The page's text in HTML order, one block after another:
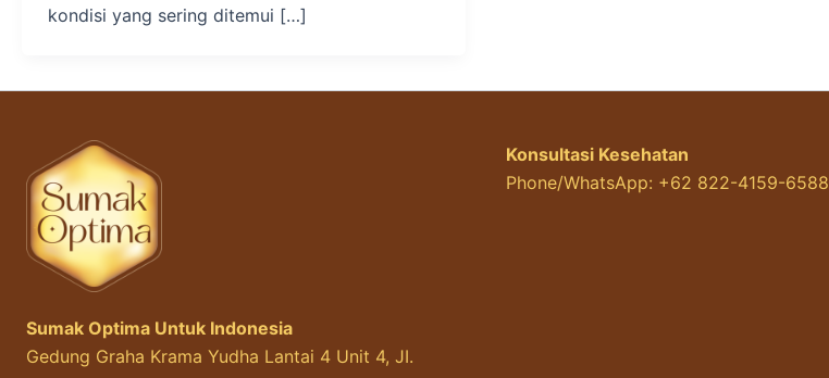
kondisi yang sering ditemui […]
Sumak Optima Untuk Indonesia
Gedung Graha Krama Yudha Lantai 4 Unit 4, JI.
Konsultasi Kesehatan
Phone/WhatsApp: +62 822-4159-6588